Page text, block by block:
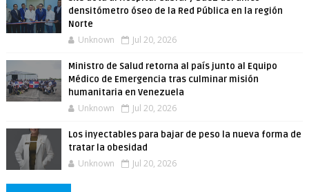
densitómetro óseo de la Red Pública en la región
Norte
Unknown Jul 20, 2026
Ministro de Salud retorna al país junto al Equipo
Médico de Emergencia tras culminar misión
humanitaria en Venezuela
Unknown Jul 20, 2026
Los inyectables para bajar de peso la nueva forma de
tratar la obesidad
Unknown Jul 20, 2026